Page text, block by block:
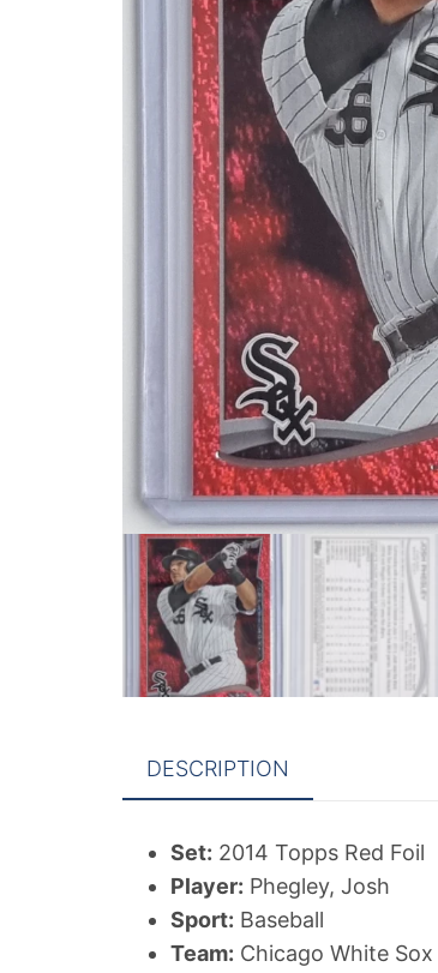
DESCRIPTION
Set: 2014 Topps Red Foil
Player: Phegley, Josh
Sport: Baseball
Team: Chicago White Sox